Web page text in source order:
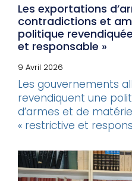
Les exportations
contradictions et
politique
et responsable »
9 Avril 2026
Les gouvernements
revendiquent une
d’armes et de
« restrictive et